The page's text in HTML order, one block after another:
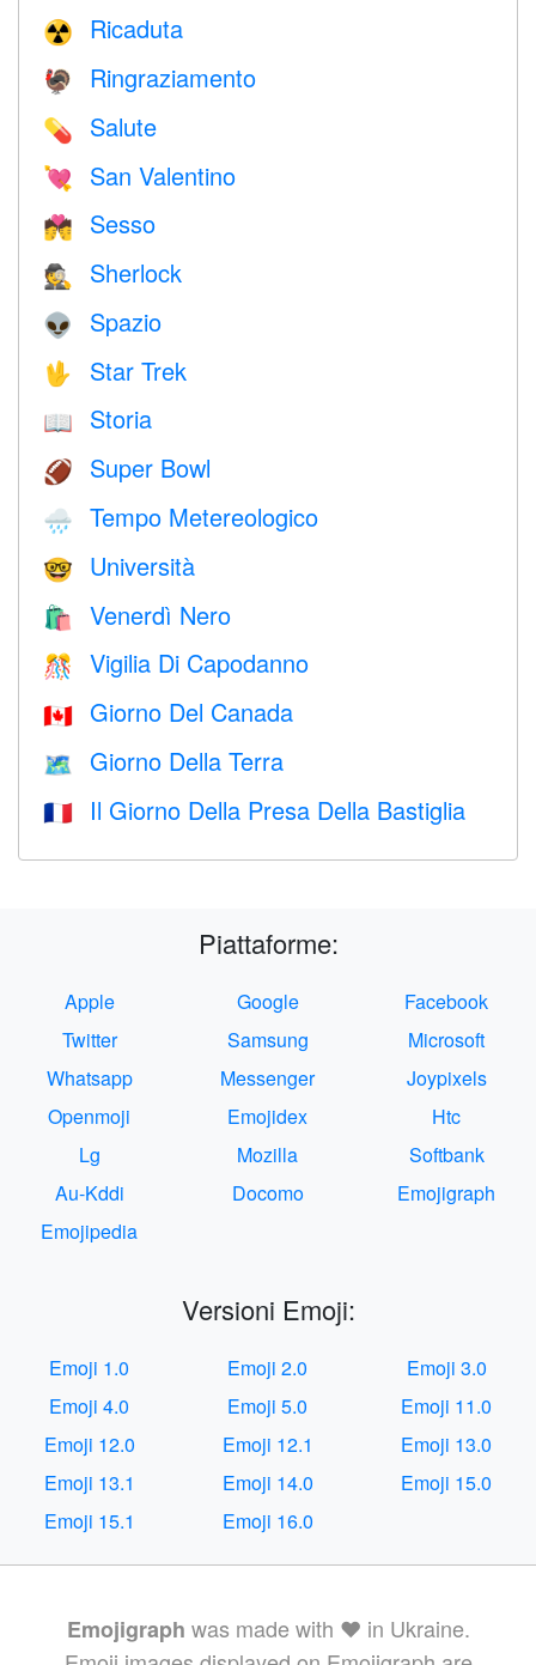
☢️ Ricaduta
🦃 Ringraziamento
💊 Salute
💘 San Valentino
💏 Sesso
🕵️ Sherlock
👽 Spazio
🖖 Star Trek
📖 Storia
🏈 Super Bowl
🌧 Tempo Metereologico
🤓 Università
🛍 Venerdì Nero
🎊 Vigilia Di Capodanno
🇨🇦 Giorno Del Canada
🗺️ Giorno Della Terra
🇫🇷 Il Giorno Della Presa Della Bastiglia
Piattaforme:
Apple Google
Facebook
Twitter
Samsung
Microsoft
Whatsapp
Messenger
Joypixels
Openmoji
Emojidex
Htc
Lg
Mozilla
Softbank
Au-Kddi
Docomo
Emojigraph
Emojipedia
Versioni Emoji:
Emoji 1.0 Emoji 2.0
Emoji 3.0
Emoji 4.0
Emoji 5.0
Emoji 11.0
Emoji 12.0
Emoji 12.1
Emoji 13.0
Emoji 13.1
Emoji 14.0
Emoji 15.0
Emoji 15.1
Emoji 16.0
Emojigraph was made with ❤️ in Ukraine.